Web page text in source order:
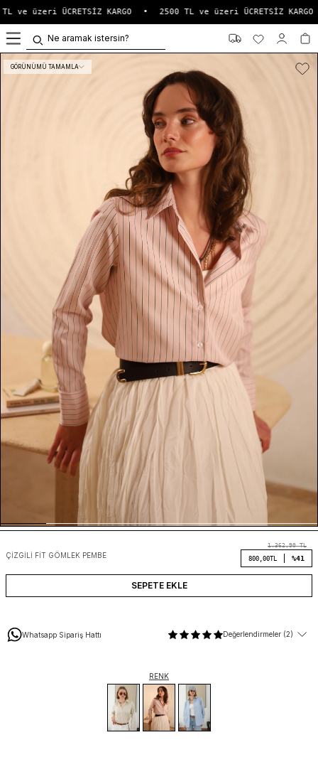
ve üzeri ÜCRETSİZ KARGO 2500 TL ve üzeri ÜCRETSİZ KARGO
GÖRÜNÜMÜ TAMAMLA
ÇIZGILI FIT GÖMLEK PEMBE
1.362,90TL
800,00TL %41
SEPETE EKLE
Whatsapp Sipariş Hattı Değerlendirmeler (2)
RENK